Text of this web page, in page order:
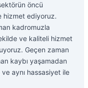
öncü
hizmet ediyoruz.
kadromuzla
ve kaliteli hizmet
Geçen zaman
kaybı yaşamadan
aynı hassasiyet ile